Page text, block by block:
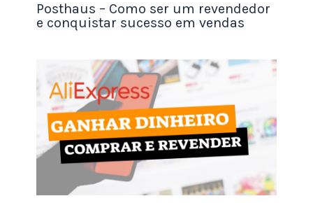
Lua do Campo
Encanto das Estações
Culturais e Regionais
Encantos do Meu Brasil
Terra de Festas
Batuque Decor
Festa do Interior
Alegria Sertaneja
Carimbó Cenário
Posthaus – Como ser um revendedor
e conquistar sucesso em vendas